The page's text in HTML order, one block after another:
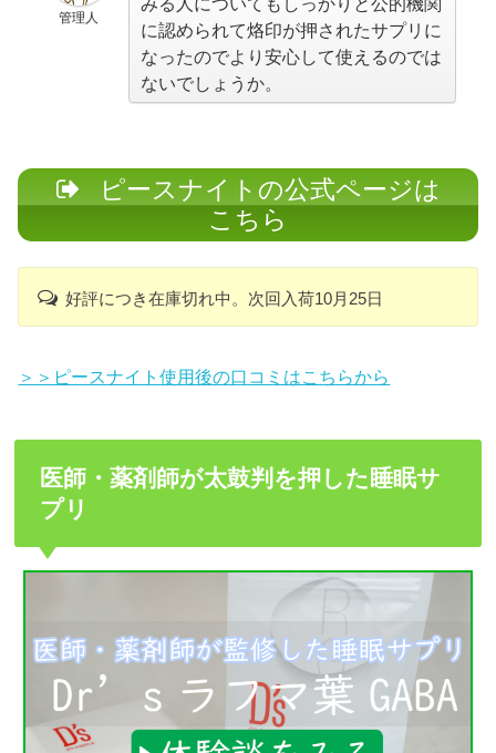
管理人
に認められて烙印が押されたサプリに
なったのでより安心して使えるのでは
ないでしょうか。
ピースナイトの公式ページは
こちら
好評につき在庫切れ中。次回入荷10月25日
＞＞ピースナイト使用後の口コミはこちらから
医師・薬剤師が太鼓判を押した睡眠サ
プリ